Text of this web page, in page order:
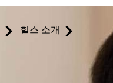
힐스 소개